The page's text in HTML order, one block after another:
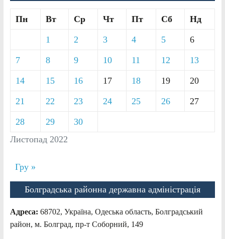
Листопад 2022
Пн Вт Ср Чт Пт Сб Нд
1 2 3 4 5 6
7 8 9 10 11 12 13
14 15 16 17 18 19 20
21 22 23 24 25 26 27
28 29 30
Гру »
Болградська районна державна адміністрація
Адреса: 68702, Україна, Одеська область, Болградський
район, м. Болград, пр-т Соборний, 149